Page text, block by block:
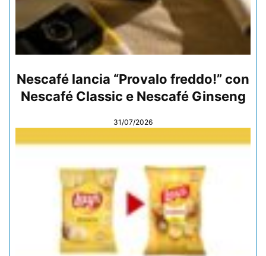
Nescafé lancia “Provalo freddo!” con
Nescafé Classic e Nescafé Ginseng
31/07/2026